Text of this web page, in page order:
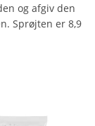
og afgiv den
Sprøjten er 8,9